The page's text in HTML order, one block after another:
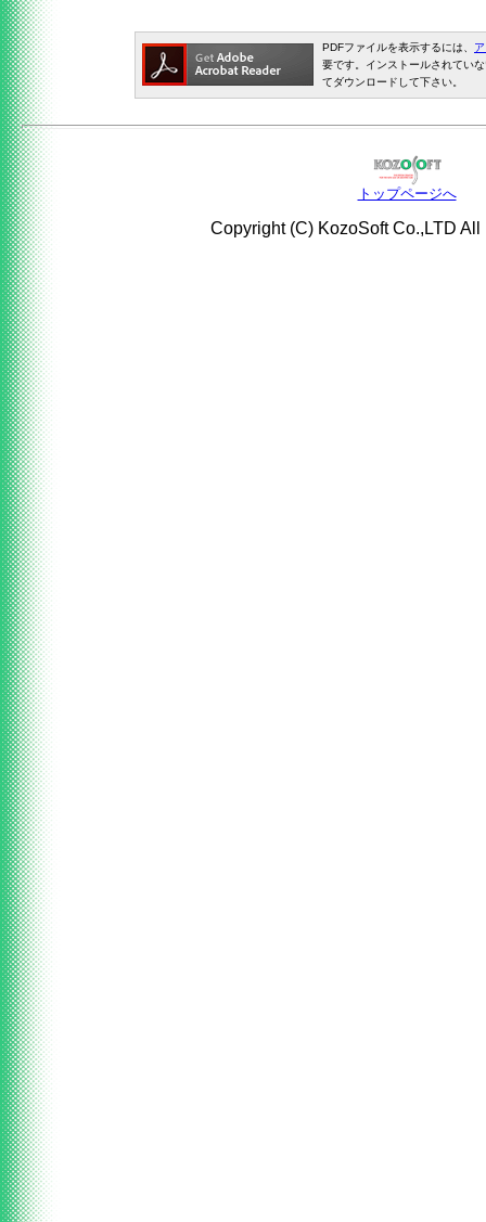
PDFファイルを表示するには、
要です。インストールされてい
てダウンロードして下さい。
トップページへ
Copyright (C) KozoSoft Co.,LTD All